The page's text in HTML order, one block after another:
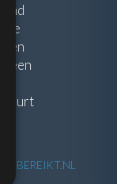
buurt